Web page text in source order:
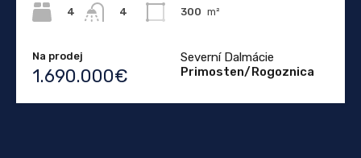
4
4
300 m²
Na prodej
1.690.000€
Severní Dalmácie
Primosten/Rogoznica